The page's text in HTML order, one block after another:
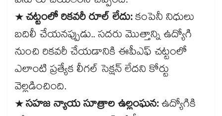
* చట్టంలో రికవరీ రూల్ లేదు:కంపెనీ నిధులు
బదిలీ చేయనప్పుడు.. సదరు మొత్తాన్ని ఉద్యోగి
నుంచి రికవరీ చేయడానికి ఈపీఎఫ్ చట్టంలో
ఎలాంటి ప్రత్యేక లీగల్ సెక్షన్ లేదని కోర్టు
వెల్లడించింది.
* సహజ న్యాయ సూత్రాల ఉల్లంఘన:ఉద్యోగికి